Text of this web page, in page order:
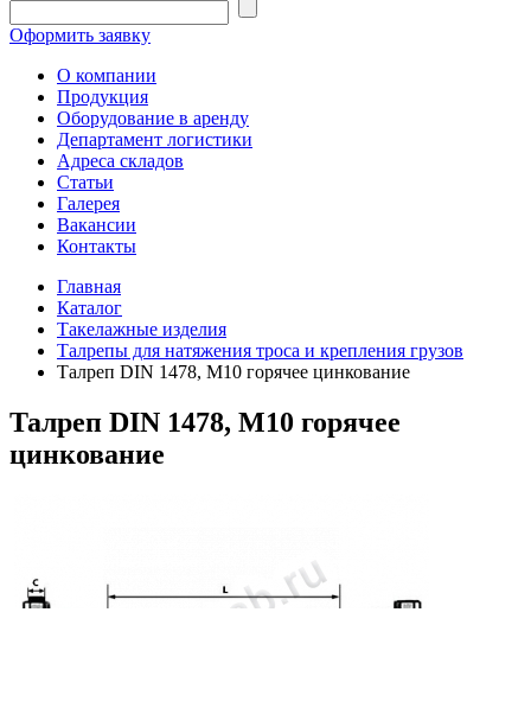
Оформить заявку
О компании
Продукция
Оборудование в аренду
Департамент логистики
Адреса складов
Статьи
Галерея
Вакансии
Контакты
Главная
Каталог
Такелажные изделия
Талрепы для натяжения троса и крепления грузов
Талреп DIN 1478, М10 горячее цинкование
Талреп DIN 1478, М10 горячее
цинкование